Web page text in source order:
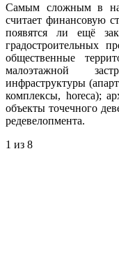
Самым сложным в
считает финансовую
появятся ли ещё
градостроительных
общественные
малоэтажной
инфраструктуры
комплексы, horeca);
объекты точечного
редевелопмента.
1 из 8